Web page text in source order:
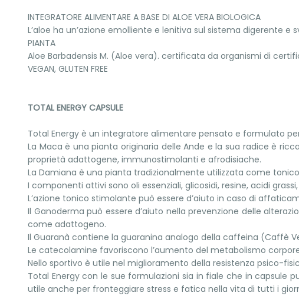
INTEGRATORE ALIMENTARE A BASE DI ALOE VERA BIOLOGICA
L’aloe ha un’azione emolliente e lenitiva sul sistema digerente e
PIANTA
Aloe Barbadensis M. (Aloe vera). certificata da organismi di
VEGAN, GLUTEN FREE
TOTAL ENERGY CAPSULE
Total Energy è un integratore alimentare pensato e formulato per
La Maca è una pianta originaria delle Ande e la sua radice è
proprietà adattogene, immunostimolanti e afrodisiache.
La Damiana è una pianta tradizionalmente utilizzata come
I componenti attivi sono oli essenziali, glicosidi, resine, acidi
L’azione tonico stimolante può essere d’aiuto in caso di
Il Ganoderma può essere d’aiuto nella prevenzione delle
come adattogeno.
Il Guaranà contiene la guaranina analogo della caffeina (Caffè
Le catecolamine favoriscono l’aumento del metabolismo
Nello sportivo è utile nel miglioramento della resistenza psico-
Total Energy con le sue formulazioni sia in fiale che in capsule
utile anche per fronteggiare stress e fatica nella vita di tutti i